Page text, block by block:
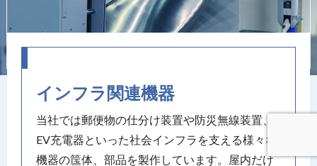
インフラ関連機器
当社では郵便物の仕分け装置や防災無線装置、
EV充電器といった社会インフラを支える様々な
機器の筺体、部品を製作しています。屋内だけ